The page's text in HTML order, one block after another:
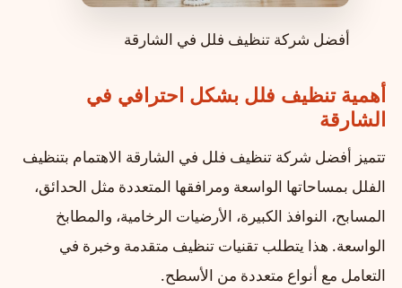
أفضل شركة تنظيف فلل في الشارقة
أهمية تنظيف فلل بشكل احترافي في
الشارقة
تتميز أفضل شركة تنظيف فلل في الشارقة الاهتمام بتنظيف
الفلل بمساحاتها الواسعة ومرافقها المتعددة مثل الحدائق،
المسابح، النوافذ الكبيرة، الأرضيات الرخامية، والمطابخ
الواسعة. هذا يتطلب تقنيات تنظيف متقدمة وخبرة في
التعامل مع أنواع متعددة من الأسطح.